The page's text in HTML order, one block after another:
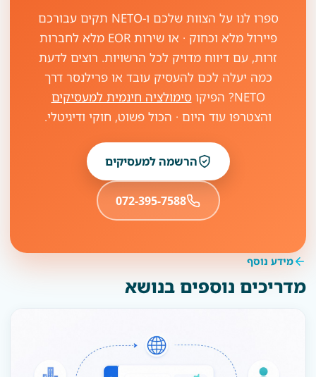
ספרו לנו על הצוות שלכם ו-NETO תקים עבורכם
פיירול מלא וכחוק · או שירות EOR מלא לחברות
זרות, עם דיווח מדויק לכל הרשויות. רוצים לדעת
כמה יעלה לכם להעסיק עובד או פרילנסר דרך
NETO? הפיקו
סימולציה חינמית למעסיקים
והצטרפו עוד היום · הכול פשוט, חוקי ודיגיטלי.
הרשמה למעסיקים
072-395-7588
מידע נוסף
מדריכים נוספים בנושא